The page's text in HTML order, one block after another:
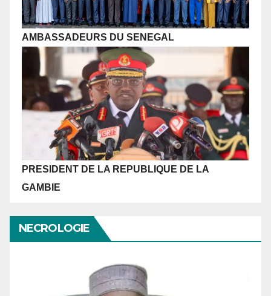
AMBASSADEURS DU SENEGAL
PRESIDENT DE LA REPUBLIQUE DE LA
GAMBIE
NECROLOGIE